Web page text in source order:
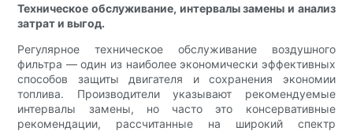
Техническое обслуживание, интервалы замены и анализ
затрат и выгод.
Регулярное техническое обслуживание воздушного
фильтра — один из наиболее экономически эффективных
способов защиты двигателя и сохранения экономии
топлива. Производители указывают рекомендуемые
интервалы замены, но часто это консервативные
рекомендации, рассчитанные на широкий спектр